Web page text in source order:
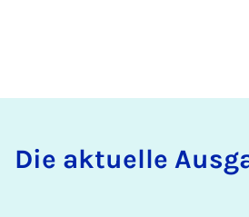
Die ak­tuelle